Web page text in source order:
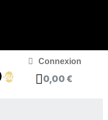
Connexion
0,00 €